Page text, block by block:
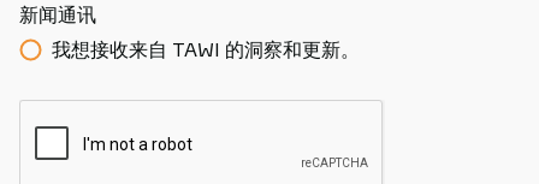
新闻通讯
我想接收来自 TAWI 的洞察和更新。